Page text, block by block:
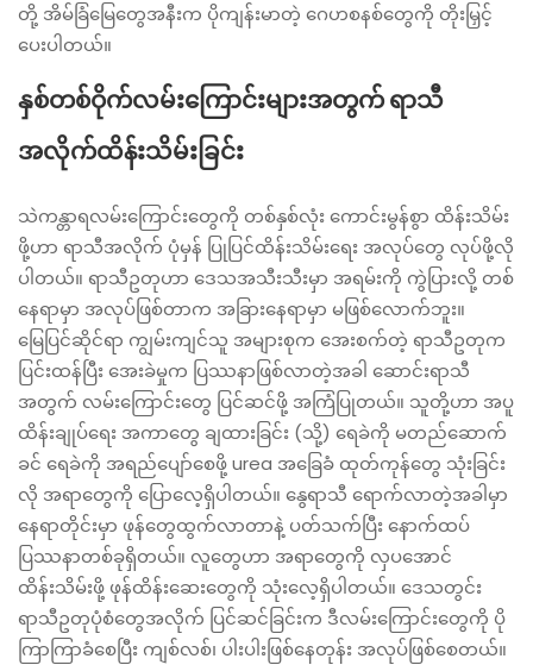
တို့ အိမ်ခြံမြေတွေအနီးက ပိုကျန်းမာတဲ့ ဂေဟစနစ်တွေကို တိုးမြှင့်
ပေးပါတယ်။
နှစ်တစ်ဝိုက်လမ်းကြောင်းများအတွက် ရာသီ
အလိုက်ထိန်းသိမ်းခြင်း
သဲကန္တာရလမ်းကြောင်းတွေကို တစ်နှစ်လုံး ကောင်းမွန်စွာ ထိန်းသိမ်း
ဖို့ဟာ ရာသီအလိုက် ပုံမှန် ပြုပြင်ထိန်းသိမ်းရေး အလုပ်တွေ လုပ်ဖို့လို
ပါတယ်။ ရာသီဥတုဟာ ဒေသအသီးသီးမှာ အရမ်းကို ကွဲပြားလို့ တစ်
နေရာမှာ အလုပ်ဖြစ်တာက အခြားနေရာမှာ မဖြစ်လောက်ဘူး။
မြေပြင်ဆိုင်ရာ ကျွမ်းကျင်သူ အများစုက အေးစက်တဲ့ ရာသီဥတုက
ပြင်းထန်ပြီး အေးခဲမှုက ပြဿနာဖြစ်လာတဲ့အခါ ဆောင်းရာသီ
အတွက် လမ်းကြောင်းတွေ ပြင်ဆင်ဖို့ အကြံပြုတယ်။ သူတို့ဟာ အပူ
ထိန်းချုပ်ရေး အကာတွေ ချထားခြင်း (သို့) ရေခဲကို မတည်ဆောက်
ခင် ရေခဲကို အရည်ပျော်စေဖို့ urea အခြေခံ ထုတ်ကုန်တွေ သုံးခြင်း
လို အရာတွေကို ပြောလေ့ရှိပါတယ်။ နွေရာသီ ရောက်လာတဲ့အခါမှာ
နေရာတိုင်းမှာ ဖုန်တွေထွက်လာတာနဲ့ ပတ်သက်ပြီး နောက်ထပ်
ပြဿနာတစ်ခုရှိတယ်။ လူတွေဟာ အရာတွေကို လှပအောင်
ထိန်းသိမ်းဖို့ ဖုန်ထိန်းဆေးတွေကို သုံးလေ့ရှိပါတယ်။ ဒေသတွင်း
ရာသီဥတုပုံစံတွေအလိုက် ပြင်ဆင်ခြင်းက ဒီလမ်းကြောင်းတွေကို ပို
ကြာကြာခံစေပြီး ကျစ်လစ်၊ ပါးပါးဖြစ်နေတုန်း အလုပ်ဖြစ်စေတယ်။